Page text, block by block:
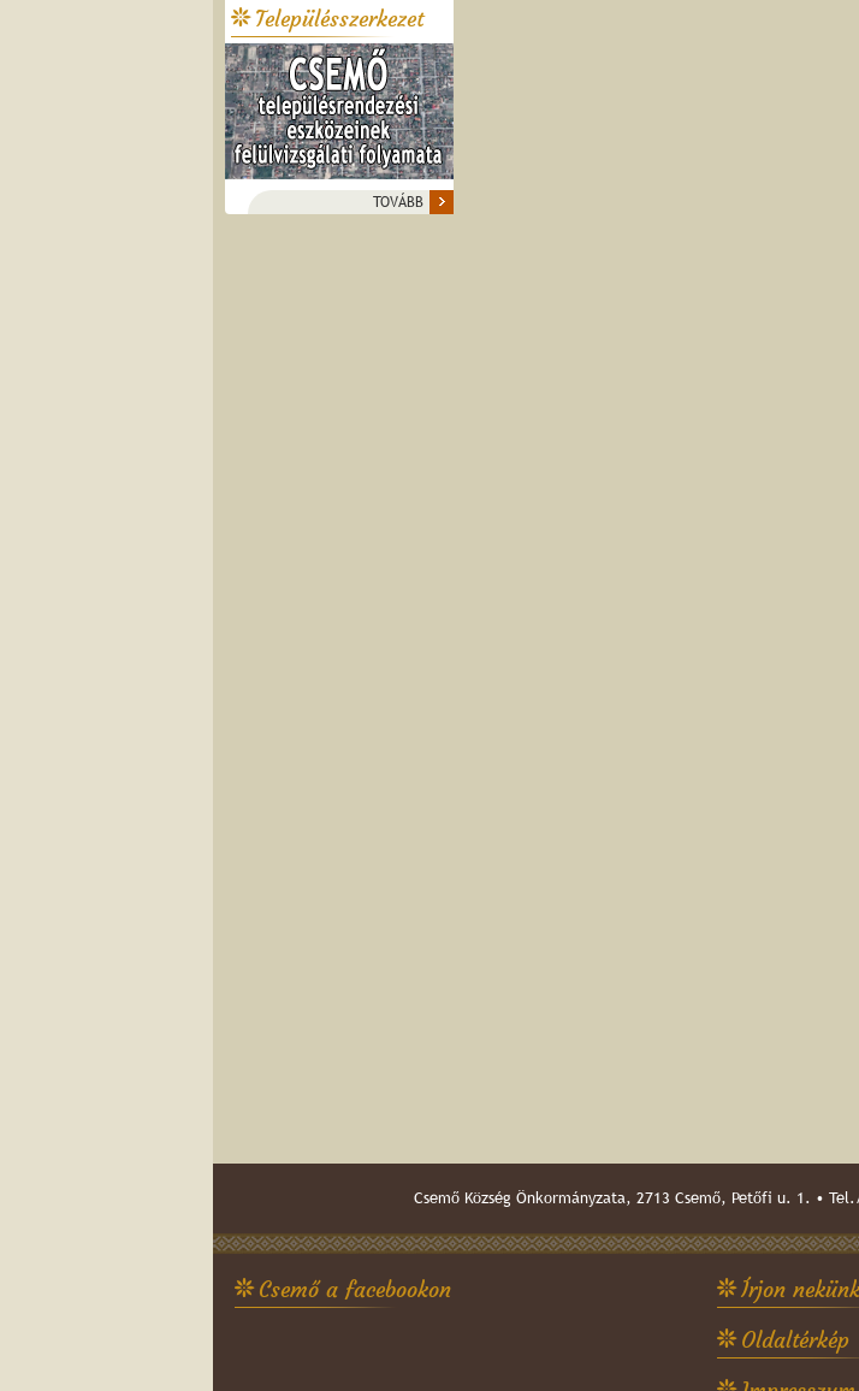
Településszerkezet
TOVÁBB
Csemő Község Önkormányzata, 2713 Csemő, Petőfi u. 1. •
Csemő a facebookon
Írjon
Oldaltérkép